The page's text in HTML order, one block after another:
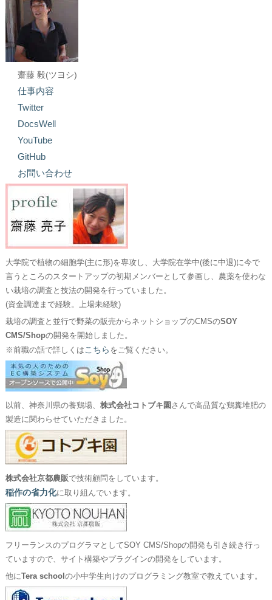
齋藤 毅(ツヨシ)
仕事内容
Twitter
DocsWell
YouTube
GitHub
お問い合わせ
大学院で植物の細胞学(主に形)を専攻し、大学院在学中(後に中退)に今で
言うところのスタートアップの初期メンバーとして参画し、農薬を使わな
い栽培の調査と技法の開発を行っていました。
(資金調達まで経験。上場未経験)
栽培の調査と並行で野菜の販売からネットショップのCMSのSOY
CMS/Shopの開発を開始しました。
※前職の話で詳しくは こちら をご覧ください。
以前、神奈川県の養鶏場、 株式会社コトブキ園 さんで高品質な鶏糞堆肥の
製造に関わらせていただきました。
株式会社京都農販で技術顧問をしています。
稲作の省力化に取り組んでいます。
フリーランスのプログラマとしてSOY CMS/Shopの開発も引き続き行っ
ていますので、サイト構築やプラグインの開発をしています。
他にTera school の小中学生向けのプログラミング教室で教えています。